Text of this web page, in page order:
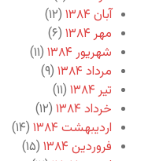
آبان ۱۳۸۴
(۱۲)
مهر ۱۳۸۴
(۶)
شهریور ۱۳۸۴
(۱۱)
مرداد ۱۳۸۴
(۹)
تیر ۱۳۸۴
(۱۱)
خرداد ۱۳۸۴
(۱۲)
اردیبهشت ۱۳۸۴
(۱۴)
فروردین ۱۳۸۴
(۱۵)